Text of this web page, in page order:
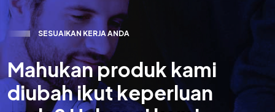
SESUAIKAN KERJA ANDA
Mahukanproduk kami
diubahikutkeperluan